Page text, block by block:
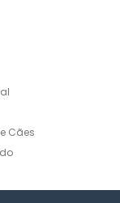
Cães
Natural Cães